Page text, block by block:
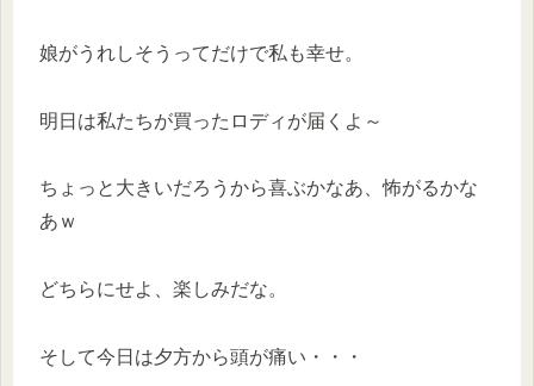
娘がうれしそうってだけで私も幸せ。
明日は私たちが買ったロディが届くよ～
ちょっと大きいだろうから喜ぶかなあ、怖がるかな
あｗ
どちらにせよ、楽しみだな。
そして今日は夕方から頭が痛い・・・